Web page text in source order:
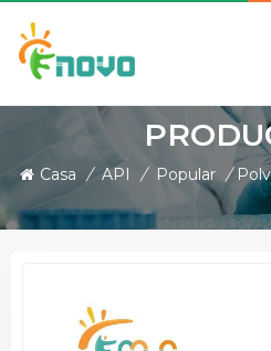
Casa / API / Popular /